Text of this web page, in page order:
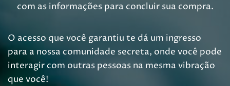
com as informações para concluir sua compra.
O acesso que você garantiu te dá um ingresso
para a nossa comunidade secreta, onde você pode
interagir com outras pessoas na mesma vibração
que você!